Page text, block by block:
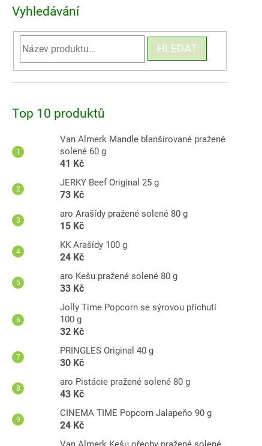
Vyhledávání
HLEDAT
Top 10 produktů
Van Almerk Mandle blanšírované pražené
solené 60 g
41 Kč
JERKY Beef Original 25 g
73 Kč
aro Arašídy pražené solené 80 g
15 Kč
KK Arašídy 100 g
24 Kč
aro Kešu pražené solené 80 g
33 Kč
Jolly Time Popcorn se sýrovou příchutí
100 g
32 Kč
PRINGLES Original 40 g
30 Kč
aro Pistácie pražené solené 80 g
43 Kč
CINEMA TIME Popcorn Jalapeňo 90 g
24 Kč